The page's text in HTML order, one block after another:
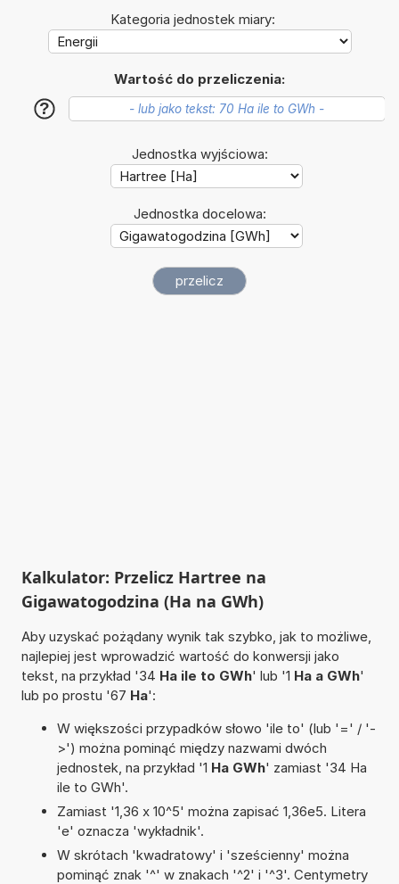
Kategoria jednostek miary:
Wartość do przeliczenia:
?
Jednostka wyjściowa:
Jednostka docelowa:
Kalkulator: Przelicz Hartree na
Gigawatogodzina (Ha na GWh)
Aby uzyskać pożądany wynik tak szybko, jak to możliwe,
najlepiej jest wprowadzić wartość do konwersji jako
tekst, na przykład '34 Ha ile to GWh' lub '1 Ha a GWh'
lub po prostu '67 Ha':
W większości przypadków słowo 'ile to' (lub '=' / '-
>') można pominąć między nazwami dwóch
jednostek, na przykład '1 Ha GWh' zamiast '34 Ha
ile to GWh'.
Zamiast '1,36 x 10^5' można zapisać 1,36e5. Litera
'e' oznacza 'wykładnik'.
W skrótach 'kwadratowy' i 'sześcienny' można
pominąć znak '^' w znakach '^2' i '^3'. Centymetry